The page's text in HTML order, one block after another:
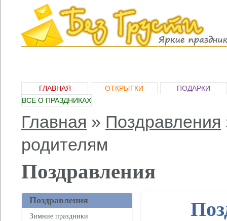
ГЛАВНАЯ ОТКРЫТКИ
ПОДАРКИ
ВСЕ О ПРАЗДНИКАХ
Главная » Поздравления
родителям
Поздравления
Поздравления
Зимние праздники